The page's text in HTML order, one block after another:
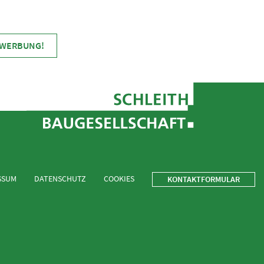
DATENSCHUTZ COOKIES KONTAKTFORMULAR